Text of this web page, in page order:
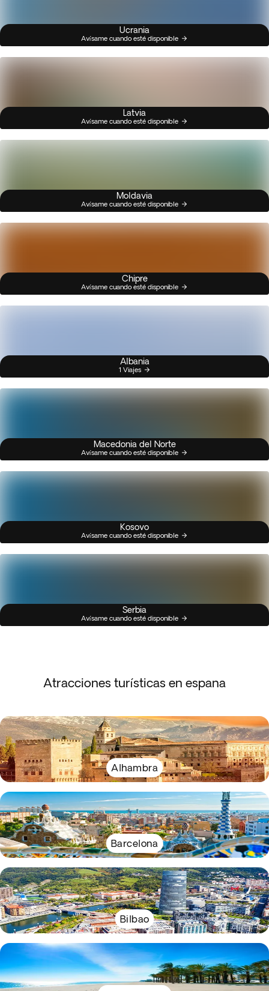
Ucrania
Avísame cuando esté disponible
Latvia
Avísame cuando esté disponible
Moldavia
Avísame cuando esté disponible
Chipre
Avísame cuando esté disponible
Albania
1 Viajes
Macedonia del Norte
Avísame cuando esté disponible
Kosovo
Avísame cuando esté disponible
Serbia
Avísame cuando esté disponible
Atracciones turísticas en espana
Alhambra
Barcelona
Bilbao